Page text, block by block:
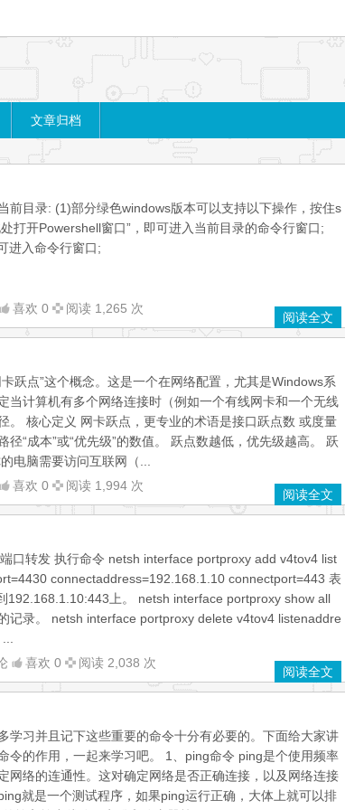
文章归档
前目录: (1)部分绿色windows版本可以支持以下操作，按住s
打开Powershell窗口”，即可进入当前目录的命令行窗口;
进入命令行窗口;
喜欢 0 阅读 1,265 次
阅读全文
跃点”这个概念。这是一个在网络配置，尤其是Windows系
当计算机有多个网络连接时（例如一个有线网卡和一个无线
。 核心定义 网卡跃点，更专业的术语是接口跃点数 或度量
径“成本”或“优先级”的数值。 跃点数越低，优先级越高。 跃
电脑需要访问互联网（...
喜欢 0 阅读 1,994 次
阅读全文
口转发 执行命令 netsh interface portproxy add v4tov4 list
connectaddress=192.168.1.10 connectport=443 表
192.168.1.10:443上。 netsh interface portproxy show all
记录。 netsh interface portproxy delete v4tov4 listenaddre
喜欢 0 阅读 2,038 次
阅读全文
学习并且记下这些重要的命令十分有必要的。下面给大家讲
令的作用，一起来学习吧。 1、ping命令 ping是个使用频率
网络的连通性。这对确定网络是否正确连接，以及网络连接
就是一个测试程序，如果ping运行正确，大体上就可以排